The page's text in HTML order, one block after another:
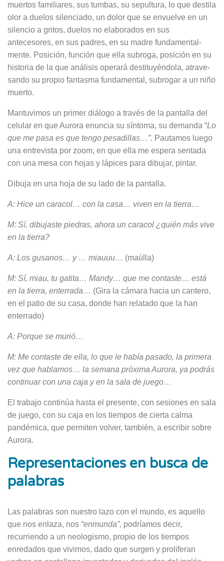
muertos familiares, sus tumbas, su sepultura, lo que destila
olor a duelos silenciado, un dolor que se envuelve en un
silencio a gritos, duelos no elaborados en sus
antecesores, en sus padres, en su madre fundamental­
mente. Posición, función que ella su­broga, posición en su
historia de la que análisis operará destituyéndola, atrave­
sando su propio fantasma fundamental, subrogar a un niño
muerto.
Mantuvimos un primer diálogo a través de la pantalla del
celular en que Aurora enuncia su síntoma, su demanda “Lo
que me pasa es que tengo pesadi­llas…”. Pautamos luego
una entrevista por zoom, en que ella me espera sen­tada
con una mesa con hojas y lápices para dibujar, pintar.
Dibuja en una hoja de su lado de la pan­talla.
A: Hice un caracol… con la casa… viven en la tierra…
M: Sí, dibujaste piedras, ahora un cara­col ¿quién más vive
en la tierra?
A: Los gusanos… y … miauuu… (maú­lla)
M: Sí, miau, tu gatita… Mandy… que me contaste… está
en la tierra, ente­rrada… (Gira la cámara hacia un cante­ro,
en el patio de su casa, donde han relatado que la han
enterrado)
A: Porque se murió…
M: Me contaste de ella, lo que le había pasado, la primera
vez que hablamos… la semana próxima Aurora, ya podrás
continuar con una caja y en la sala de juego…
El trabajo continúa hasta el presente, con sesiones en sala
de juego, con su caja en los tiempos de cierta calma
pandémica, que permiten volver, tam­bién, a escribir sobre
Aurora.
Representaciones en busca de
pala­bras
Las palabras son nuestro lazo con el mundo, es aquello
que nos enlaza, nos “enmunda”, podríamos decir,
recurrien­do a un neologismo, propio de los tiempos
enredados que vivimos, dado que surgen y proliferan